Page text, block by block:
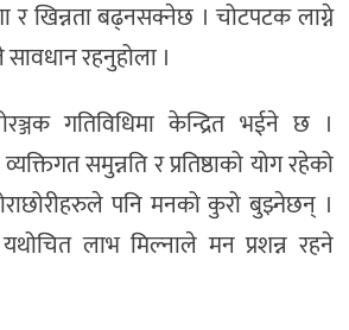
र खिन्नता बढ्नसक्नेछ । चोटपटक लाग्ने
रहनुहोला ।
गतिविधिमा केन्द्रित भईने छ ।
समुन्नति र प्रतिष्ठाको योग रहेको
पनि मनको कुरो बुझ्नेछन् ।
लाभ मिल्नाले मन प्रशन्न रहने